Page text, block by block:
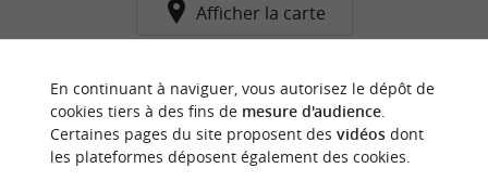
Afficher la carte
commune pour le moment...
En continuant à naviguer, vous autorisez le dépôt de
cookies tiers à des fins de mesure d'audience.
Certaines pages du site proposent des vidéosdont
les plateformes déposent également des cookies.